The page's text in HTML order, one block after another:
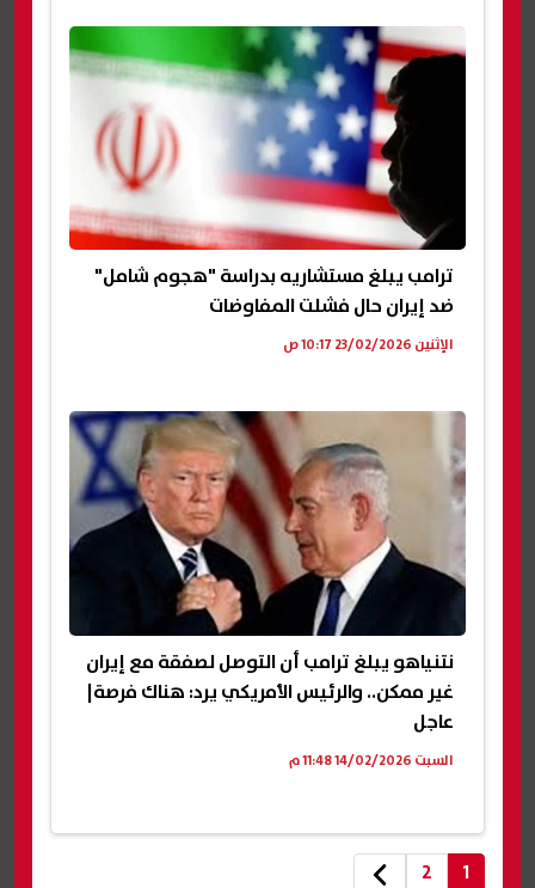
ترامب يبلغ مستشاريه بدراسة "هجوم شامل"
ضد إيران حال فشلت المفاوضات
الإثنين 23/02/2026 10:17 ص
نتنياهو يبلغ ترامب أن التوصل لصفقة مع إيران
غير ممكن.. والرئيس الأمريكي يرد: هناك فرصة|
عاجل
السبت 14/02/2026 11:48 م
1
2